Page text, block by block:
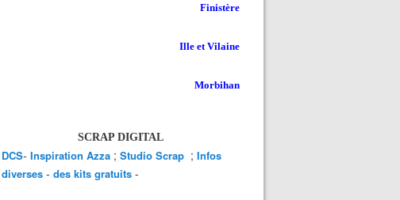
Finistère
Ille et Vilaine
Morbihan
SCRAP DIGITAL
DCS- Inspiration Azza ; Studio Scrap ; Infos
diverses - des kits gratuits -